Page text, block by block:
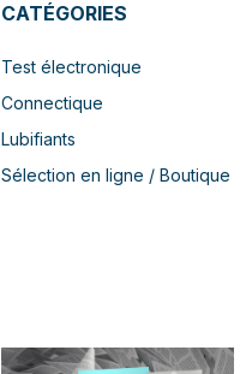
CATÉGORIES
Test électronique
Connectique
Lubifiants
Sélection en ligne / Boutique